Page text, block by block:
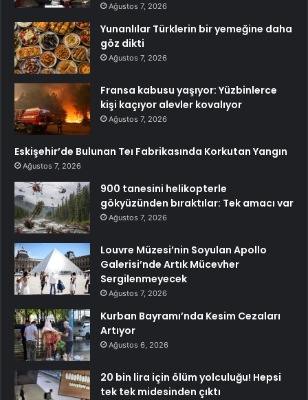
Ağustos 7, 2026
Yunanlılar Türklerin bir yemeğine daha
göz dikti
Ağustos 7, 2026
Fransa kabusu yaşıyor: Yüzbinlerce
kişi kaçıyor alevler kovalıyor
Ağustos 7, 2026
Eskişehir’de Bulunan Teı Fabrikasında Korkutan Yangın
Ağustos 7, 2026
900 tanesini helikopterle
gökyüzünden bıraktılar: Tek amacı var
Ağustos 7, 2026
Louvre Müzesi’nin Soyulan Apollo
Galerisi’nde Artık Mücevher
Sergilenmeyecek
Ağustos 7, 2026
Kurban Bayramı’nda Kesim Cezaları
Artıyor
Ağustos 6, 2026
20 bin lira için ölüm yolculuğu! Hepsi
tek tek midesinden çıktı